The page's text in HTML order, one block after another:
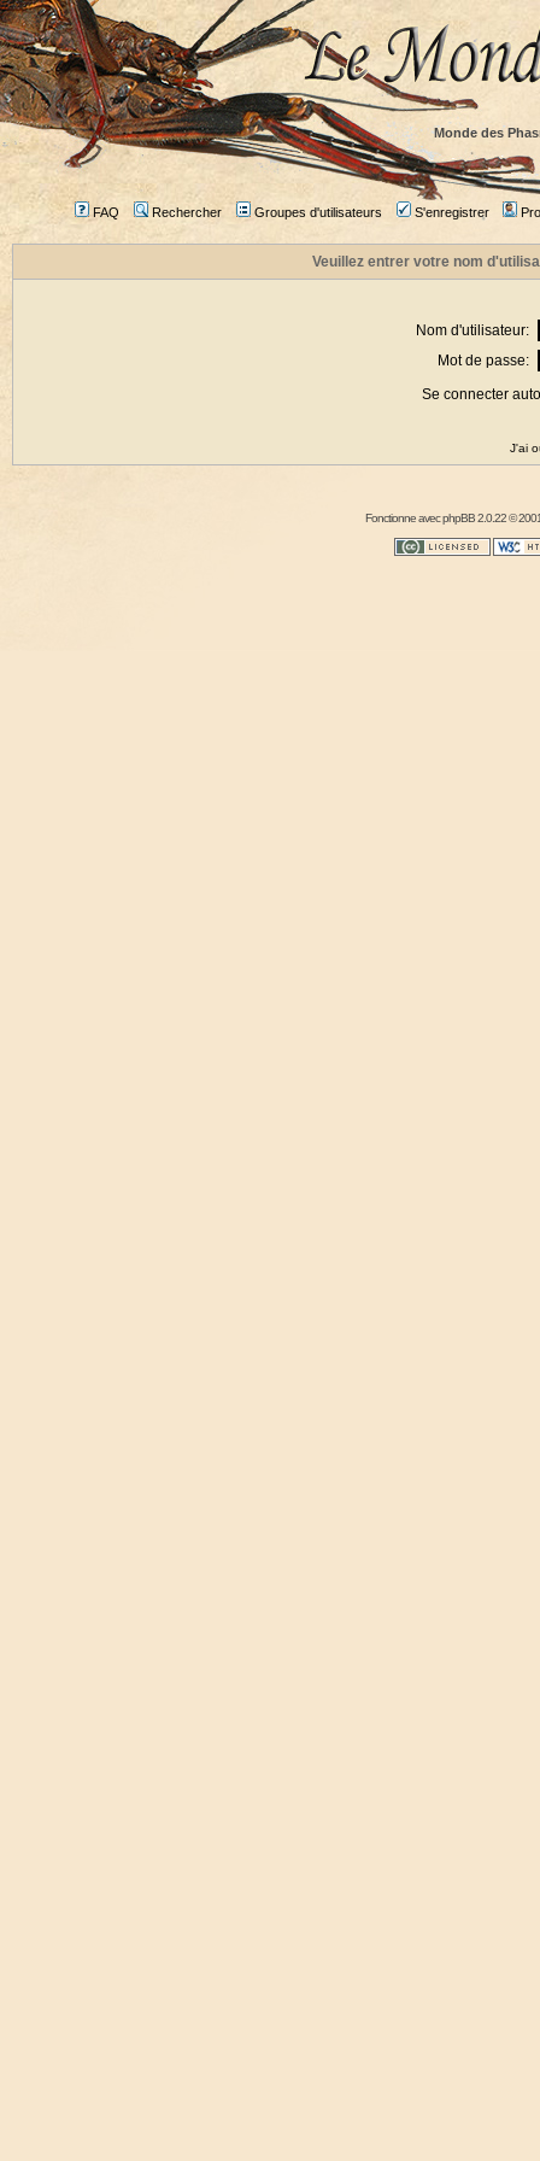
Monde des
FAQ Rechercher Groupes d'utilisateurs S'enregistrer
Veuillez entrer votre nom
Nom d'utilisateur:
Mot de passe:
Se connecter
J'ai
Fonctionne avecphpBB2.0.22 ©